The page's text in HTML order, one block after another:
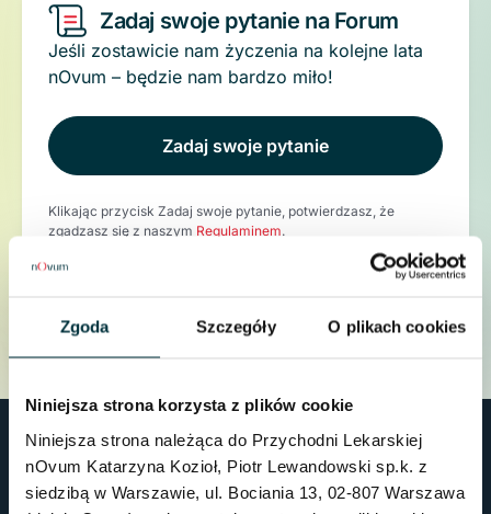
Zgoda Szczegóły O plikach cookies
Niniejsza strona korzysta z plików cookie
Niniejsza strona należąca do Przychodni Lekarskiej
nOvum Katarzyna Kozioł, Piotr Lewandowski sp.k. z
siedzibą w Warszawie, ul. Bociania 13, 02-807 Warszawa
Zadaj swoje pytanie na Forum
Jeśli zostawicie nam życzenia na kolejne lata
nOvum – będzie nam bardzo miło!
Zadaj swoje pytanie
Klikając przycisk Zadaj swoje pytanie, potwierdzasz, że
zgadzasz się z naszym Regulaminem.